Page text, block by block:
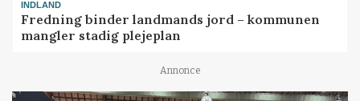
INDLAND
Fredning binder landmands jord – kommunen
mangler stadig plejeplan
Annonce